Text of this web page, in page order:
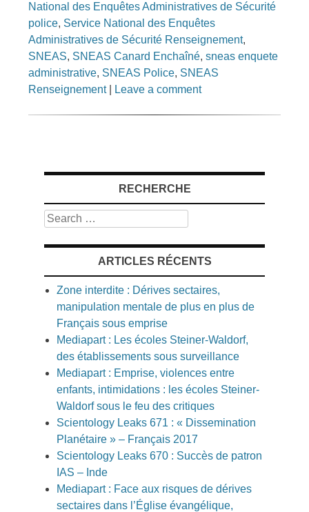
National des Enquêtes Administratives de Sécurité
police, Service National des Enquêtes
Administratives de Sécurité Renseignement,
SNEAS, SNEAS Canard Enchaîné,sneas enquete
administrative, SNEAS Police, SNEAS
Renseignement
Leave a comment
RECHERCHE
Search
ARTICLES RÉCENTS
Zone interdite : Dérives sectaires,
manipulation mentale de plus en plus de
Français sous emprise
Mediapart : Les écoles Steiner-Waldorf,
des établissements sous surveillance
Mediapart : Emprise, violences entre
enfants, intimidations : les écoles Steiner-
Waldorf sous le feu des critiques
Scientology Leaks 671 : « Dissemination
Planétaire » – Français 2017
Scientology Leaks 670 : Succès de patron
IAS – Inde
Mediapart : Face aux risques de dérives
sectaires dans l’Église évangélique,